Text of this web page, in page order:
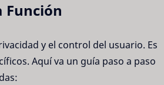
Función
y el control del usuario. Es
Aquí va un guía paso a paso